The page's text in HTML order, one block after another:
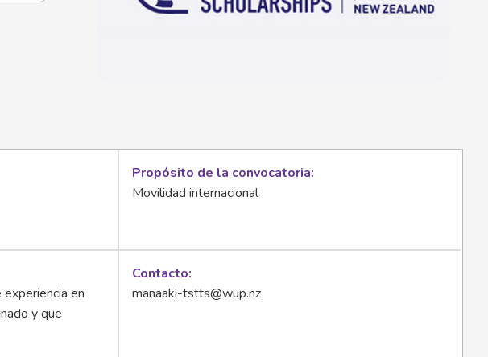
Propósito de la convocatoria
Movilidad internacional
en
y que
Contacto
manaaki-tstts@wup.nz